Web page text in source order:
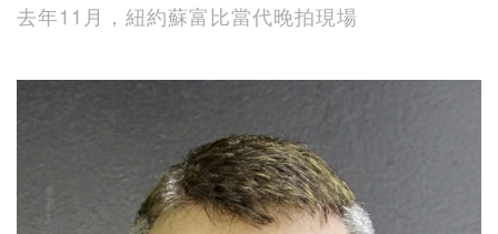
去年11月，紐約蘇富比當代晚拍現場